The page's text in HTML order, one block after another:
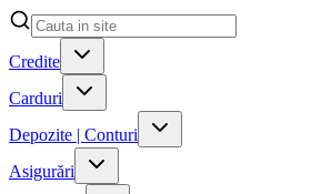
Credite
Carduri
Depozite | Conturi
Asigurări